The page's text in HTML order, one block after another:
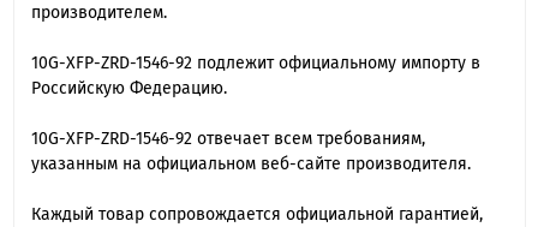
производителем.
10G-XFP-ZRD-1546-92 подлежит официальному импорту в
Российскую Федерацию.
10G-XFP-ZRD-1546-92 отвечает всем требованиям,
указанным на официальном веб-сайте производителя.
Каждый товар сопровождается официальной гарантией,